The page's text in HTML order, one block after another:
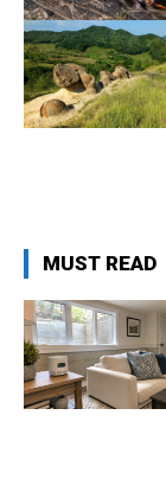
MUST READ